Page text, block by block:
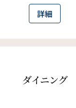
詳細
ダイニング